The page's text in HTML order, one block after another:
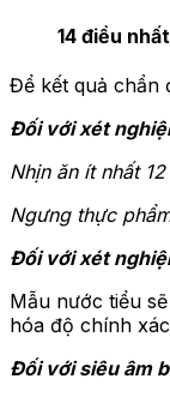
14 điều
Để kết quả chẩn
Đối với xét
Nhịn ăn ít nhất
Ngưng thực
Đối với xét
Mẫu nước tiểu
hóa độ chính
Đối với siêu âm